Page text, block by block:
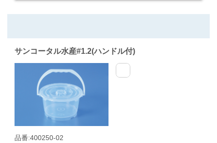
サンコータル水産#1.2(ハンドル付)
品番:400250-02